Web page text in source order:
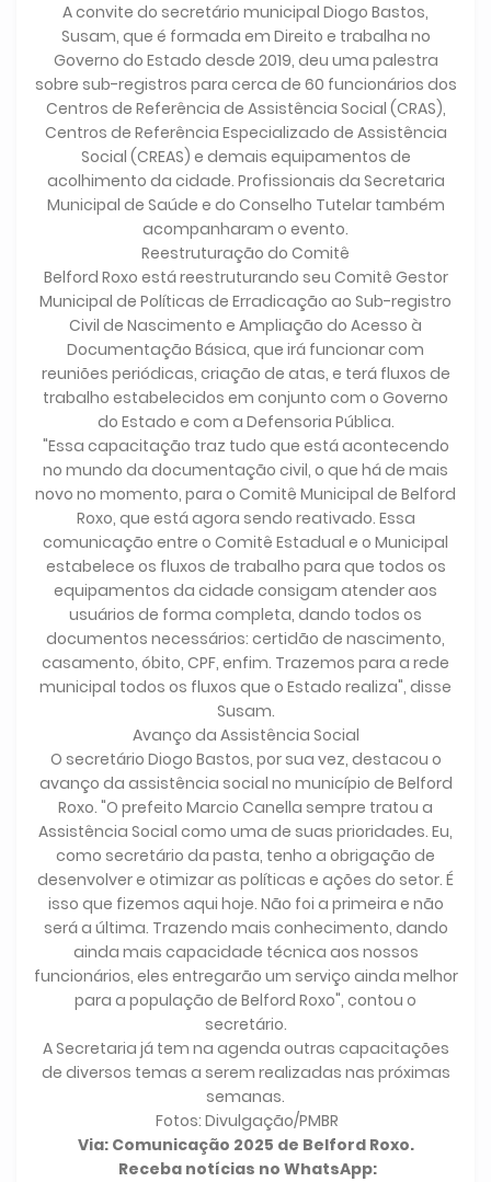
A convite do secretário municipal Diogo Bastos,
Susam, que é formada em Direito e trabalha no
Governo do Estado desde 2019, deu uma palestra
sobre sub-registros para cerca de 60 funcionários dos
Centros de Referência de Assistência Social (CRAS),
Centros de Referência Especializado de Assistência
Social (CREAS) e demais equipamentos de
acolhimento da cidade. Profissionais da Secretaria
Municipal de Saúde e do Conselho Tutelar também
acompanharam o evento.
Reestruturação do Comitê
Belford Roxo está reestruturando seu Comitê Gestor
Municipal de Políticas de Erradicação ao Sub-registro
Civil de Nascimento e Ampliação do Acesso à
Documentação Básica, que irá funcionar com
reuniões periódicas, criação de atas, e terá fluxos de
trabalho estabelecidos em conjunto com o Governo
do Estado e com a Defensoria Pública.
"Essa capacitação traz tudo que está acontecendo
no mundo da documentação civil, o que há de mais
novo no momento, para o Comitê Municipal de Belford
Roxo, que está agora sendo reativado. Essa
comunicação entre o Comitê Estadual e o Municipal
estabelece os fluxos de trabalho para que todos os
equipamentos da cidade consigam atender aos
usuários de forma completa, dando todos os
documentos necessários: certidão de nascimento,
casamento, óbito, CPF, enfim. Trazemos para a rede
municipal todos os fluxos que o Estado realiza", disse
Susam.
Avanço da Assistência Social
O secretário Diogo Bastos, por sua vez, destacou o
avanço da assistência social no município de Belford
Roxo. "O prefeito Marcio Canella sempre tratou a
Assistência Social como uma de suas prioridades. Eu,
como secretário da pasta, tenho a obrigação de
desenvolver e otimizar as políticas e ações do setor. É
isso que fizemos aqui hoje. Não foi a primeira e não
será a última. Trazendo mais conhecimento, dando
ainda mais capacidade técnica aos nossos
funcionários, eles entregarão um serviço ainda melhor
para a população de Belford Roxo", contou o
secretário.
A Secretaria já tem na agenda outras capacitações
de diversos temas a serem realizadas nas próximas
semanas.
Fotos: Divulgação/PMBR
Via: Comunicação 2025 de Belford Roxo.
Receba notícias no WhatsApp: